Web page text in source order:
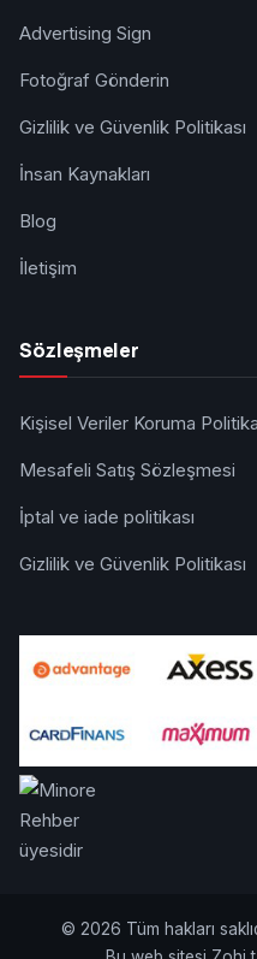
Advertising Sign
Fotoğraf Gönderin
Gizlilik ve Güvenlik Politikası
İnsan Kaynakları
Blog
İletişim
Sözleşmeler
Kişisel Veriler Koruma
Mesafeli Satış Sözleşmesi
İptal ve iade politikası
Gizlilik ve Güvenlik Politikası
© 2026 Tüm hakları